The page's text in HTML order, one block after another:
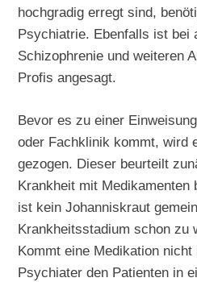
hochgradig erregt sind,
Psychiatrie. Ebenfalls ist bei
Schizophrenie und weiteren
Profis angesagt.
Bevor es zu einer
oder Fachklinik kommt, wird
gezogen. Dieser beurteilt
Krankheit mit Medikamenten
ist kein Johanniskraut
Krankheitsstadium schon zu
Kommt eine Medikation
Psychiater den Patienten in